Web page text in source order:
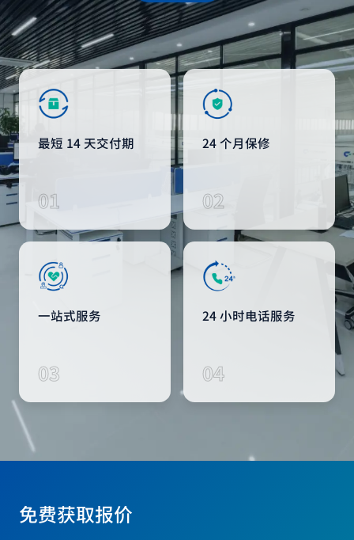
最短 14 天交付期
01
24 个月保修
02
一站式服务
03
24 小时电话服务
04
免费获取报价